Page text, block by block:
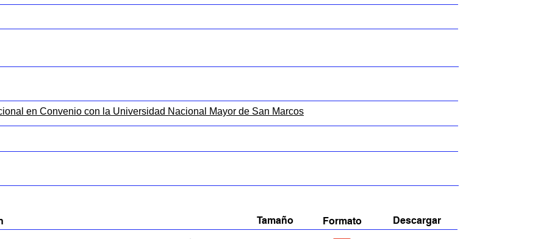
en Convenio con la Universidad Nacional Mayor de San Marcos
Descargar
Tamaño Formato